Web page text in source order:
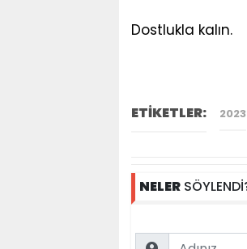
Dostlukla kalın.
ETİKETLER: 2023
NELER
Name